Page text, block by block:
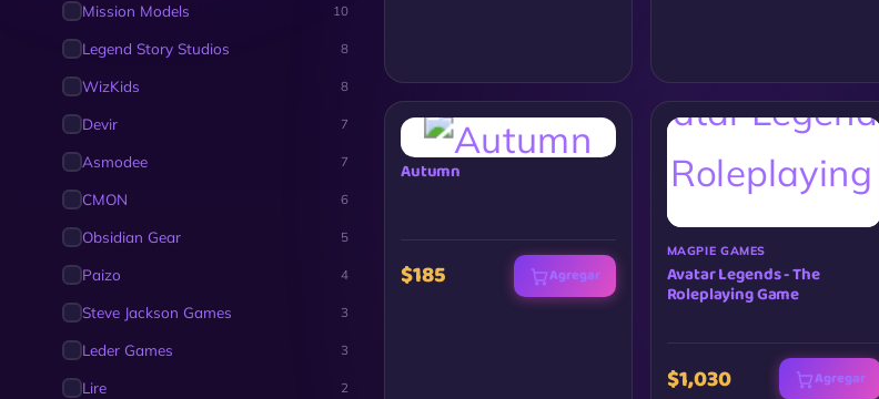
Mission Models 10
Legend Story Studios 8
WizKids 8
Devir 7
Asmodee 7
CMON 6
Obsidian Gear 5
Paizo 4
Steve Jackson Games 3
Leder Games 3
Lire 2
Autumn
$185 Agregar
MAGPIE GAMES
Avatar Legends - The
Roleplaying Game
$1,030 Agregar